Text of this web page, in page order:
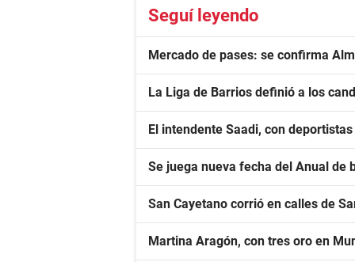
Seguí leyendo
Mercado de pases: se confirma
La Liga de Barrios definió a los
El intendente Saadi, con
Se juega nueva fecha del Anual de
San Cayetano corrió en calles de
Martina Aragón, con tres oro en